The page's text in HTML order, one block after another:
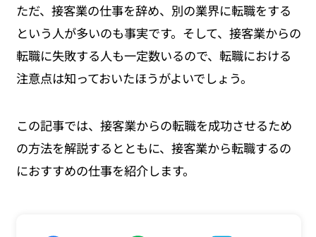
ただ、接客業の仕事を辞め、別の業界に転職をする
という人が多いのも事実です。そして、接客業からの
転職に失敗する人も一定数いるので、転職における
注意点は知っておいたほうがよいでしょう。
この記事では、接客業からの転職を成功させるため
の方法を解説するとともに、接客業から転職するの
におすすめの仕事を紹介します。